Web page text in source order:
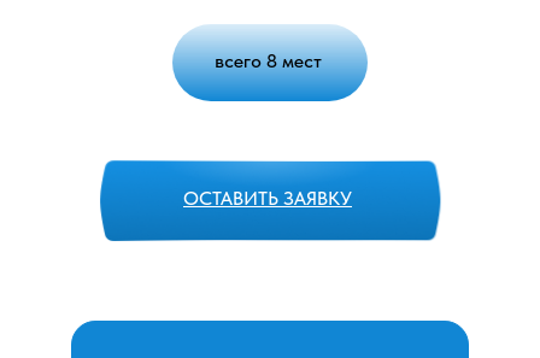
ОСТАВИТЬ ЗАЯВКУ
всего 8 мест